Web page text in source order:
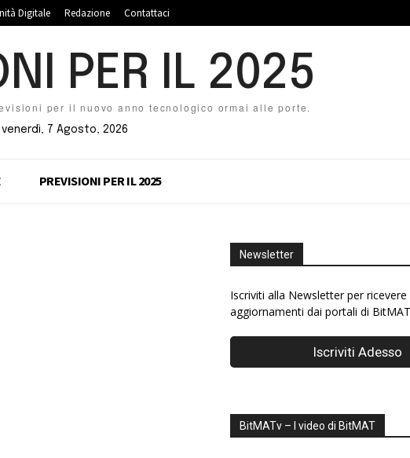
Digitale Redazione Contattaci
PER IL 2025
per il nuovo anno tecnologico ormai alle porte.
venerdì, 7 Agosto, 2026
PREVISIONI PER IL 2025
Newsletter
Iscriviti alla Newsletter per ricevere
aggiornamenti dai portali di
BitMATv – I video di BitMAT